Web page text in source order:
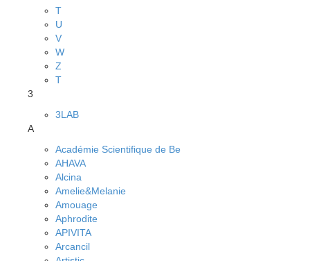
T
U
V
W
Z
Т
3
3LAB
A
Académie Scientifique de Be
AHAVA
Alcina
Amelie&Melanie
Amouage
Aphrodite
APIVITA
Arcancil